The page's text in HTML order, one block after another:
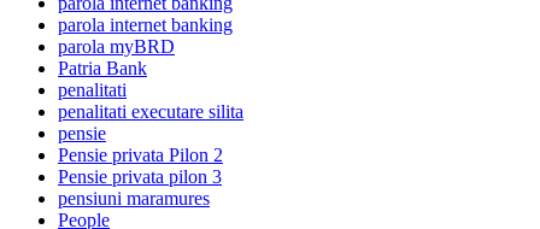
parola internet banking
parola myBRD
Patria Bank
penalitati
penalitati executare silita
pensie
Pensie privata Pilon 2
Pensie privata pilon 3
pensiuni maramures
People